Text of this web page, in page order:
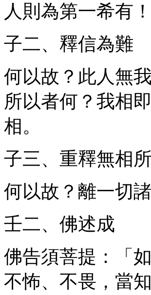
人則為第一希有！
子二、釋信為難
何以故？此人無
所以者何？我相
相。
子三、重釋無相
何以故？離一切
壬二、佛述成
佛告須菩提：「
不怖、不畏，當